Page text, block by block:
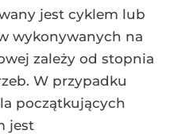
jest cyklem lub
wykonywanych na
zależy od stopnia
W przypadku
początkujących
jest